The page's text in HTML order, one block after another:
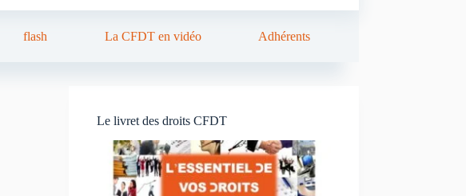
flash La CFDT en vidéo Adhérents
Le livret des droits CFDT